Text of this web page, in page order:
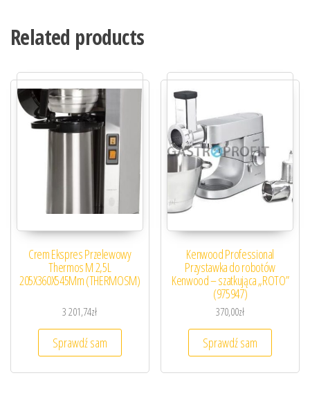
Related products
Crem Ekspres Przelewowy
Thermos M 2,5L
205X360X545Mm (THERMOSM)
3 201,74zł
Sprawdź sam
Kenwood Professional
Przystawka do robotów
Kenwood – szatkująca „ROTO”
(975947)
370,00zł
Sprawdź sam